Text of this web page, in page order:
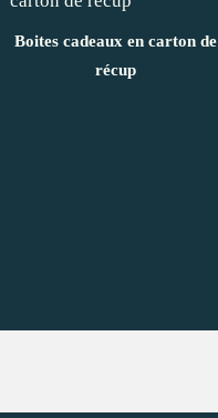
Boites cadeaux en carton de
récup